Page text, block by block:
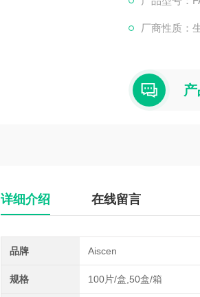
厂商性质：
详细介绍 在线留言
品牌 Aiscen
规格 100片/盒,50盒/箱